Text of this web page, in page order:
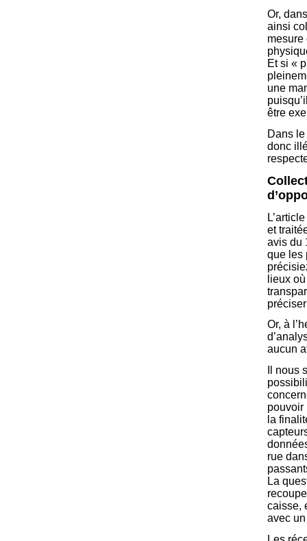
Or,
ainsi
mesure
Et si «
une
être
Dans
donc
et
avis du
que les
lieux
Or, à
aucun
Il
pouvoir
la
rue
La
caisse,
avec